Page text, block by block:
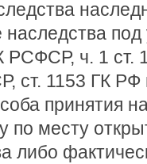
наследства
РСФСР, ч. 1 ст.
ст. 1153 ГК РФ
принятия
по месту
либо